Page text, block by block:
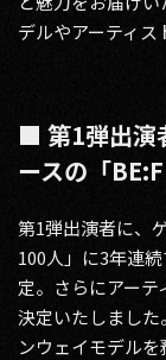
デルやアーティス
■ 第1弾出演
ースの「
第1弾出演者に、
100人」に3年連
定。さらにアー
決定いたしまし
ンウェイモデルを